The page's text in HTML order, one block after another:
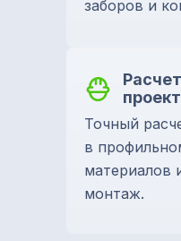
заборов и
Точный
в
материалов
монтаж.